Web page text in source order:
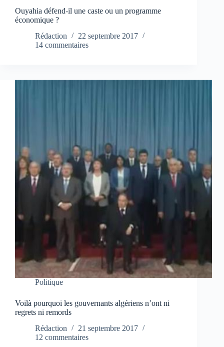
Ouyahia défend-il une caste ou un programme
économique ?
Rédaction
22 septembre 2017
14 commentaires
Politique
Voilà pourquoi les gouvernants algériens n’ont ni
regrets ni remords
Rédaction
21 septembre 2017
12 commentaires